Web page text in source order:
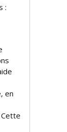
:
en